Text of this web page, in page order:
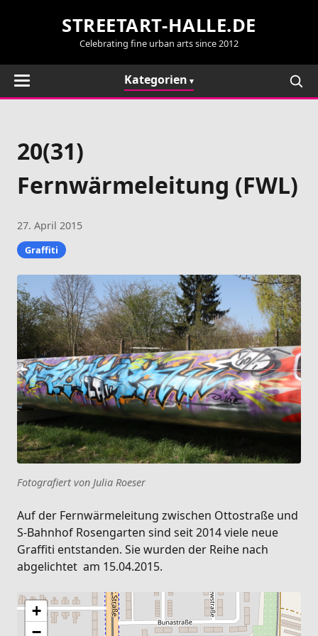
STREETART-HALLE.DE
Celebrating fine urban arts since 2012
Kategorien
20(31)
Fernwärmeleitung (FWL)
27. April 2015
Graffiti
Fotografiert von Julia Roeser
Auf der Fernwärmeleitung zwischen Ottostraße und
S-Bahnhof Rosengarten sind seit 2014 viele neue
Graffiti entstanden. Sie wurden der Reihe nach
abgelichtet am 15.04.2015.
+
−